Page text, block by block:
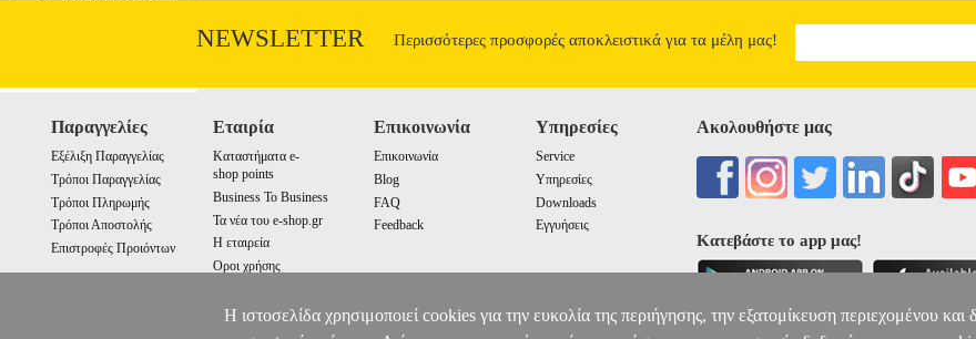
NEWSLETTER Περισσότερες προσφορές αποκλειστικά για τα μέλη μας!
Παραγγελίες
Εξέλιξη Παραγγελίας
Τρόποι Παραγγελίας
Τρόποι Πληρωμής
Τρόποι Αποστολής
Επιστροφές Προιόντων
Εταιρία
Καταστήματα e-
shop points
Business To Business
Τα νέα του e-shop.gr
Η εταιρεία
Οροι χρήσης
Επικοινωνία
Επικοινωνία
Blog
FAQ
Feedback
Υπηρεσίες
Service
Υπηρεσίες
Downloads
Εγγυήσεις
Ακολουθήστε μας
Κατεβάστε το app μας!
Η ιστοσελίδα χρησιμοποιεί cookies για την ευκολία της περιήγησης, την εξατομίκευση περιεχομένου